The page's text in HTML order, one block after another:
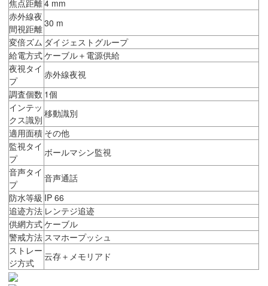
焦点距離4 mm
赤外線夜
間視距離30 m
変倍ズム ダイジェストグループ
給電方式ケーブル＋電源供給
夜視タイ
プ
赤外線夜視
調査個数 1個
インテッ
クス識別
移動識別
適用面積 その他
監視タイ
プ
ボールマシン監視
音声タイ
プ
音声通話
防水等級 IP 66
追迹方法 レンテジ追迹
供網方式ケーブル
警戒方法 スマホープッシュ
ストレー
ジ方式
云存＋メモリアド